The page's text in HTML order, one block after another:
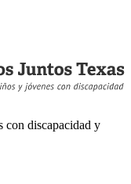
con discapacidad y